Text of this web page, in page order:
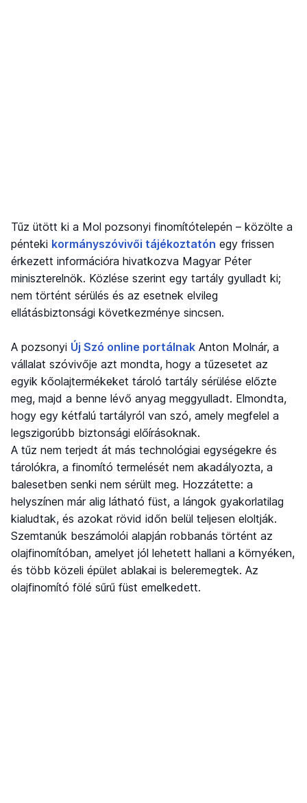
Tűz ütött ki a Mol pozsonyi finomítótelepén – közölte a
pénteki kormányszóvivői tájékoztatón egy frissen
érkezett információra hivatkozva Magyar Péter
miniszterelnök. Közlése szerint egy tartály gyulladt ki;
nem történt sérülés és az esetnek elvileg
ellátásbiztonsági következménye sincsen.
A pozsonyi Új Szó online portálnak Anton Molnár, a
vállalat szóvivője azt mondta, hogy a tűzesetet az
egyik kőolajtermékeket tároló tartály sérülése előzte
meg, majd a benne lévő anyag meggyulladt. Elmondta,
hogy egy kétfalú tartályról van szó, amely megfelel a
legszigorúbb biztonsági előírásoknak.
A tűz nem terjedt át más technológiai egységekre és
tárolókra, a finomító termelését nem akadályozta, a
balesetben senki nem sérült meg. Hozzátette: a
helyszínen már alig látható füst, a lángok gyakorlatilag
kialudtak, és azokat rövid időn belül teljesen eloltják.
Szemtanúk beszámolói alapján robbanás történt az
olajfinomítóban, amelyet jól lehetett hallani a környéken,
és több közeli épület ablakai is beleremegtek. Az
olajfinomító fölé sűrű füst emelkedett.